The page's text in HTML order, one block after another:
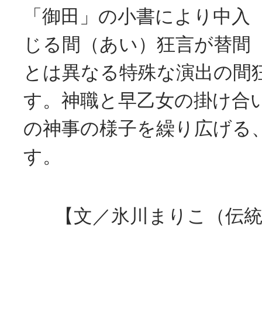
「御田」の小書により中
じる間（あい）狂言が替間
とは異なる特殊な演出の間
す。神職と早乙女の掛け合
の神事の様子を繰り広げる
す。
【文／氷川まりこ（伝